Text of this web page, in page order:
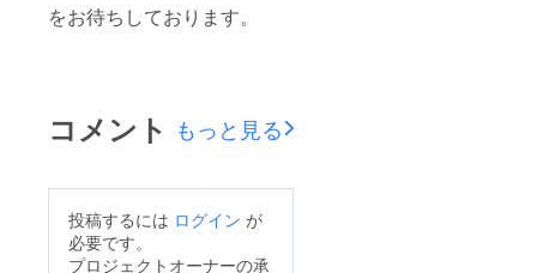
をお待ちしております。
コメント もっと見る
投稿するには ログイン が
必要です。
プロジェクトオーナーの承